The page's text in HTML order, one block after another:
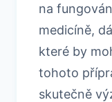
na
medicíně,
které by
tohoto
skutečně